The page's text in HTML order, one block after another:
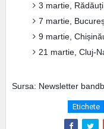
3 martie,
7 martie,
9 martie,
21 martie, Cluj-
Sursa: Newsletter
Etichete